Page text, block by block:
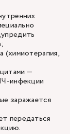
(химиотерапия,
—
инфекции
заражается
передаться